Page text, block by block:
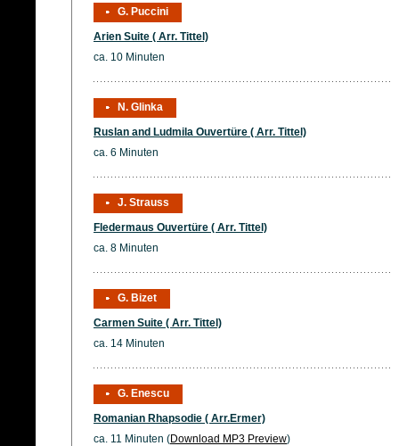
G. Puccini
Arien Suite ( Arr. Tittel)
ca. 10 Minuten
N. Glinka
Ruslan and Ludmila Ouvertüre ( Arr. Tittel)
ca. 6 Minuten
J. Strauss
Fledermaus Ouvertüre ( Arr. Tittel)
ca. 8 Minuten
G. Bizet
Carmen Suite ( Arr. Tittel)
ca. 14 Minuten
G. Enescu
Romanian Rhapsodie ( Arr.Ermer)
ca. 11 Minuten (Download MP3 Preview)